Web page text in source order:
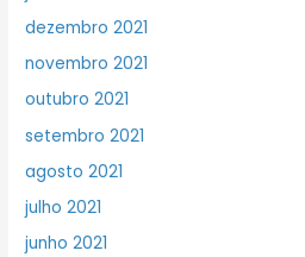
dezembro 2021
novembro 2021
outubro 2021
setembro 2021
agosto 2021
julho 2021
junho 2021